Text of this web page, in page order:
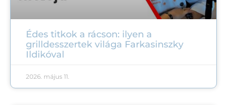
Édes titkok a rácson: ilyen a
grilldesszertek világa Farkasinszky
Ildikóval
2026. május 11.